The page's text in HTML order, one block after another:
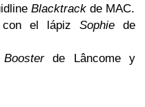
Blacktrack de MAC.
con el lápiz Sophiede
de Lâncome y